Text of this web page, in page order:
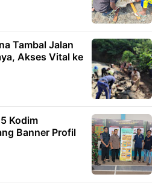
Tambal Jalan
Akses Vital ke
Kodim
Banner Profil